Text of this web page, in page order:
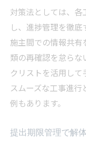
対策法としては、
し、進捗管理を徹
施主間での情報共
類の再確認を怠らな
クリストを活用して
スムーズな工事進
例もあります。
提出期限管理で解